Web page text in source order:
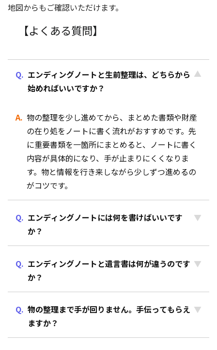
地図からもご確認いただけます。
【よくある質問】
エンディングノートと生前整理は、どちらから
始めればいいですか？
物の整理を少し進めてから、まとめた書類や財産
の在り処をノートに書く流れがおすすめです。先
に重要書類を一箇所にまとめると、ノートに書く
内容が具体的になり、手が止まりにくくなりま
す。物と情報を行き来しながら少しずつ進めるの
がコツです。
エンディングノートには何を書けばいいです
か？
エンディングノートと遺言書は何が違うのです
か？
物の整理まで手が回りません。手伝ってもらえ
ますか？